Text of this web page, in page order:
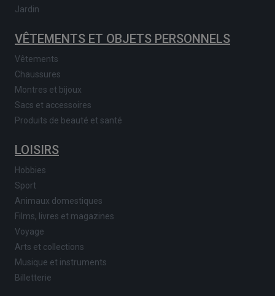
Jardin
VÊTEMENTS ET OBJETS PERSONNELS
Vêtements
Chaussures
Montres et bijoux
Sacs et accessoires
Produits de beauté et santé
LOISIRS
Hobbies
Sport
Animaux domestiques
Films, livres et magazines
Voyage
Arts et collections
Musique et instruments
Billetterie